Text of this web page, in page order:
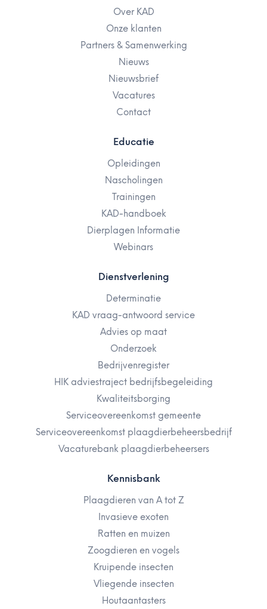
Over KAD
Onze klanten
Partners & Samenwerking
Nieuws
Nieuwsbrief
Vacatures
Contact
Educatie
Opleidingen
Nascholingen
Trainingen
KAD-handboek
Dierplagen Informatie
Webinars
Dienstverlening
Determinatie
KAD vraag-antwoord service
Advies op maat
Onderzoek
Bedrijvenregister
HIK adviestraject bedrijfsbegeleiding
Kwaliteitsborging
Serviceovereenkomst gemeente
Serviceovereenkomst plaagdierbeheersbedrijf
Vacaturebank plaagdierbeheersers
Kennisbank
Plaagdieren van A tot Z
Invasieve exoten
Ratten en muizen
Zoogdieren en vogels
Kruipende insecten
Vliegende insecten
Houtaantasters